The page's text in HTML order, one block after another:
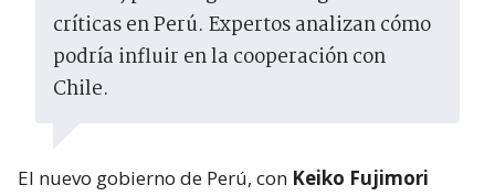
críticas en Perú. Expertos analizan cómo
podría influir en la cooperación con
Chile.
El nuevo gobierno de Perú, con Keiko Fujimori